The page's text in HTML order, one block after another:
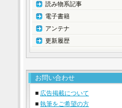
読み物系記事
電子書籍
アンテナ
更新履歴
お問い合わせ
■ 広告掲載について
■ 執筆をご希望の方